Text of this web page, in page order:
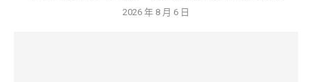
2026 年 8 月 6 日